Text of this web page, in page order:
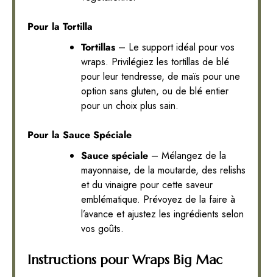
Pour la Tortilla
Tortillas – Le support idéal pour vos
wraps. Privilégiez les tortillas de blé
pour leur tendresse, de maïs pour une
option sans gluten, ou de blé entier
pour un choix plus sain.
Pour la Sauce Spéciale
Sauce spéciale – Mélangez de la
mayonnaise, de la moutarde, des relishs
et du vinaigre pour cette saveur
emblématique. Prévoyez de la faire à
l’avance et ajustez les ingrédients selon
vos goûts.
Instructions pour Wraps Big Mac